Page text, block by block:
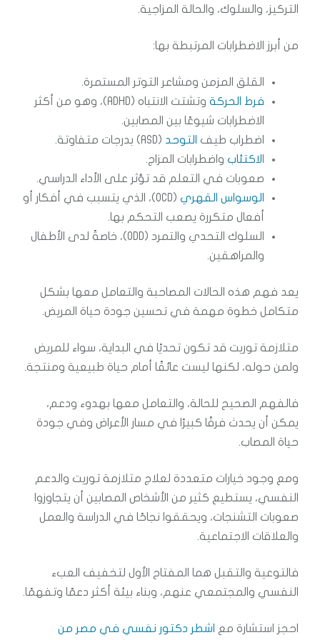
التركيز، والسلوك، والحالة المزاجية.
من أبرز الاضطرابات المرتبطة بها:
القلق المزمن ومشاعر التوتر المستمرة.
فرط الحركة
وتشتت الانتباه (ADHD)، وهو من أكثر
الاضطرابات شيوعًا بين المصابين.
اضطراب طيف التوحد (ASD) بدرجات متفاوتة.
لاكتئاب واضطرابات المزاج.
صعوبات في التعلم قد تؤثر على الأداء الدراسي.
الوسواس القهري
(OCD)، الذي يتسبب في أفكار أو
أفعال متكررة يصعب التحكم بها.
السلوك التحدي والتمرد (ODD)، خاصةً لدى الأطفال
والمراهقين.
يعد فهم هذه الحالات المصاحبة والتعامل معها بشكل
متكامل خطوة مهمة في تحسين جودة حياة المريض.
متلازمة توريت قد تكون تحديًا في البداية، سواء للمريض
ولمن حوله، لكنها ليست عائقًا أمام حياة طبيعية ومنتجة.
فالفهم الصحيح للحالة، والتعامل معها بهدوء ودعم،
يمكن أن يحدث فرقًا كبيرًا في مسار الأعراض وفي جودة
حياة المصاب.
ومع وجود خيارات متعددة لعلاج متلازمة توريت والدعم
النفسي، يستطيع كثير من الأشخاص المصابين أن يتجاوزوا
صعوبات التشنجات، ويحققوا نجاحًا في الدراسة والعمل
والعلاقات الاجتماعية.
فالتوعية والتقبل هما المفتاح الأول لتخفيف العبء
النفسي والمجتمعي عنهم، وبناء بيئة أكثر دعمًا وتفهمًا.
احجز استشارة مع
اشطر دكتور نفسي في مصر من